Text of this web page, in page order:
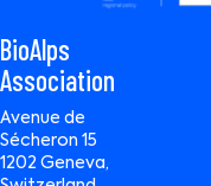
BioAlps
Association
Avenue de
Sécheron 15
1202 Geneva,